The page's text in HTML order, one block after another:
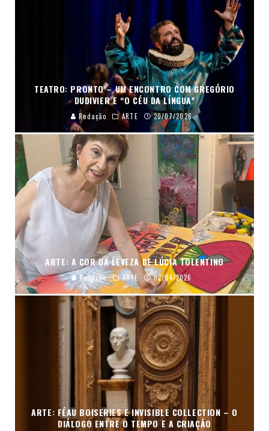
TEATRO: PRONTO – UM ENCONTRO COM GREGÓRIO
DUDIVIER E “O CÉU DA LÍNGUA”
Redação ARTE 20/07/2026
ARTE: A COR DA LEVEZA DE LÚCIA TOLENTINO
Redação ARTE 02/04/2026
ARTE: FÉAU BOISERIES E INVISIBLE COLLECTION – O
DIÁLOGO ENTRE O TEMPO E A CRIAÇÃO